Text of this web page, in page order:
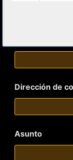
Dirección de
Asunto